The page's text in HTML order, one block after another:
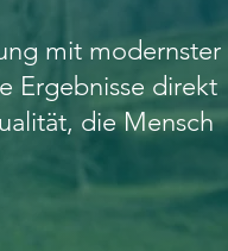
mit modernster
Ergebnisse direkt
die Mensch